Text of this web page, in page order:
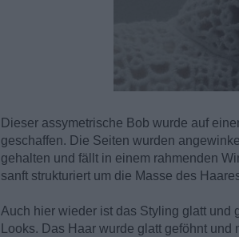
Dieser assymetrische Bob wurde auf
geschaffen. Die Seiten wurden
gehalten und fällt in einem rahmenden
sanft strukturiert um die Masse des
Auch hier wieder ist das Styling glatt und
Looks. Das Haar wurde glatt geföhnt